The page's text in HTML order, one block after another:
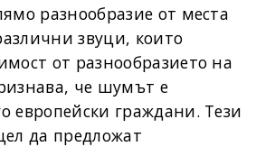
разнообразие от места
звуци, които
от разнообразието на
че шумът е
европейски граждани. Тези
да предложат